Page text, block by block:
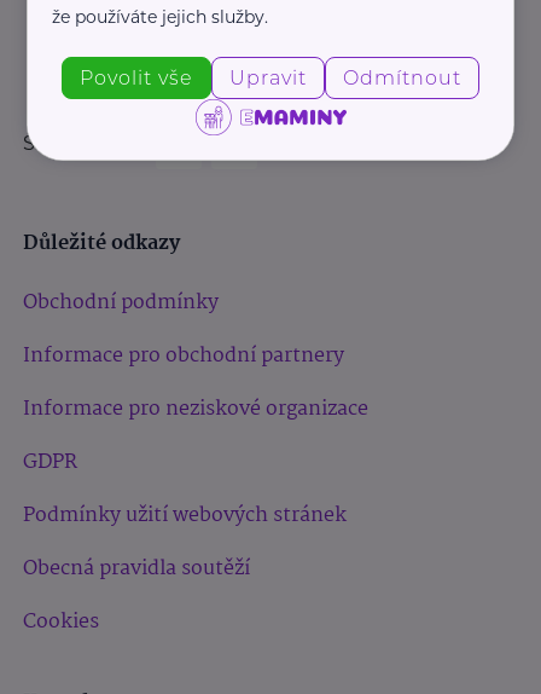
Sledujte nás:
Důležité odkazy
Obchodní podmínky
Informace pro obchodní partnery
Informace pro neziskové organizace
GDPR
Podmínky užití webových stránek
Obecná pravidla soutěží
Cookies
že používáte jejich služby.
Povolit vše Upravit Odmítnout